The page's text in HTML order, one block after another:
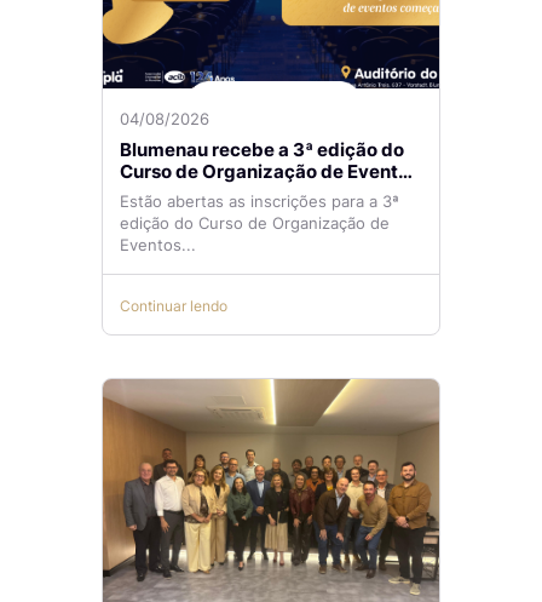
04/08/2026
Blumenau recebe a 3ª edição do
Curso de Organização de Eventos
Lilian Ribeiro
Estão abertas as inscrições para a 3ª
edição do Curso de Organização de
Eventos...
Continuar lendo